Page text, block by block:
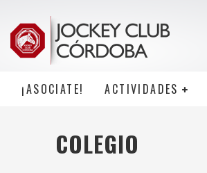
¡ASOCIATE! ACTIVIDADES
COLEGIO